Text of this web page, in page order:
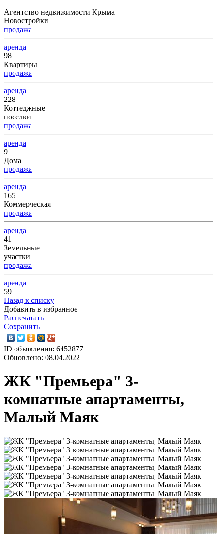
Агентство недвижимости Крыма
Новостройки
продажа
аренда
98
Квартиры
продажа
аренда
228
Коттеджные
поселки
продажа
аренда
9
Дома
продажа
аренда
165
Коммерческая
продажа
аренда
41
Земельные
участки
продажа
аренда
59
Назад к списку
Добавить в избранное
Распечатать
Сохранить
ID объявления: 6452877
Обновлено: 08.04.2022
ЖК "Премьера" 3-
комнатные апартаменты,
Малый Маяк